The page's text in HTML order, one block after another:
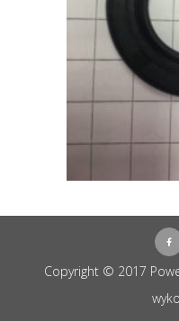
Copyright © 2017